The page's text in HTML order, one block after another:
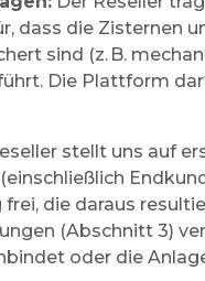
dass die Zisternen
sind (z. B.
Die Plattform
stellt uns auf
die daraus
(Abschnitt 3)
oder die